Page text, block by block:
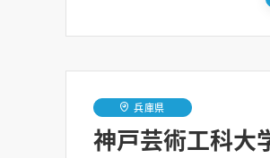
兵庫県
神戸芸術工科大